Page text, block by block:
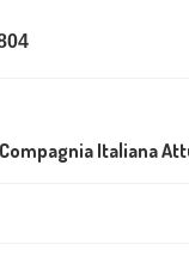
Compagnia Italiana